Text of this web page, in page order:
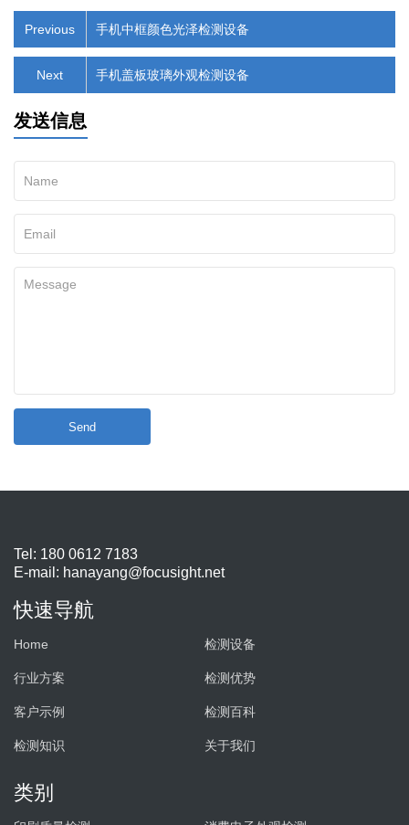
Previous 手机中框颜色光泽检测设备
手机盖板玻璃外观检测设备
Next
发送信息
Send
Tel: 180 0612 7183
E-mail: hanayang@focusight.net
快速导航
Home 检测设备
行业方案 检测优势
客户示例 检测百科
检测知识 关于我们
类别